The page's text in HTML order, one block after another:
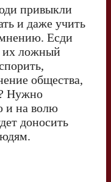
привыкли
и даже учить
мнению. Есди
их ложный
общества,
Нужно
и на волю
доносить